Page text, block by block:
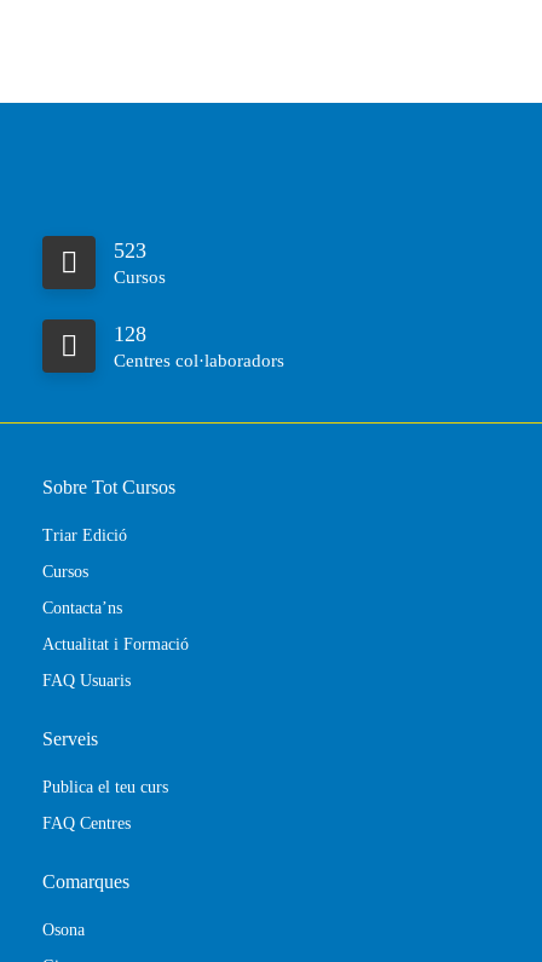
523
Cursos
128
Centres col·laboradors
Sobre Tot Cursos
Triar Edició
Cursos
Contacta’ns
Actualitat i Formació
FAQ Usuaris
Serveis
Publica el teu curs
FAQ Centres
Comarques
Osona